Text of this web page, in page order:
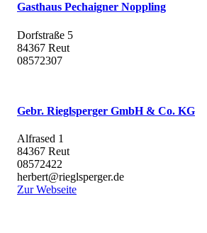
Gasthaus Pechaigner Noppling
Dorfstraße 5
84367 Reut
08572307
Gebr. Rieglsperger GmbH & Co. KG
Alfrased 1
84367 Reut
08572422
herbert@rieglsperger.de
Zur Webseite